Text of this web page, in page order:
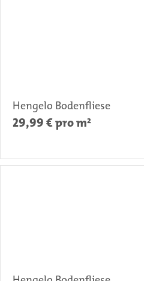
Hengelo Bodenfliese
29,99 € pro m²